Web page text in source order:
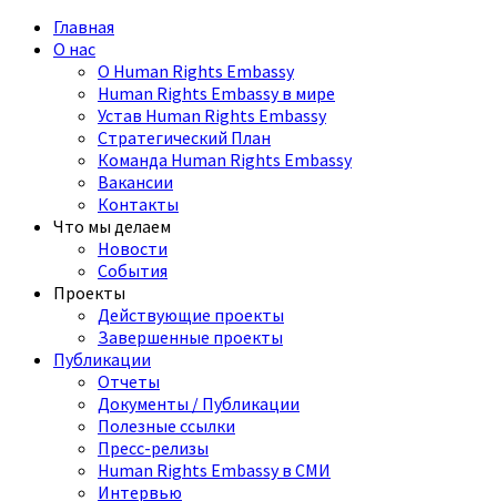
Главная
О нас
О Human Rights Embassy
Human Rights Embassy в мире
Устав Human Rights Embassy
Стратегический План
Команда Human Rights Embassy
Вакансии
Контакты
Что мы делаем
Новости
События
Проекты
Действующие проекты
Завершенные проекты
Публикации
Отчеты
Документы / Публикации
Полезные ссылки
Пресс-релизы
Human Rights Embassy в СМИ
Интервью